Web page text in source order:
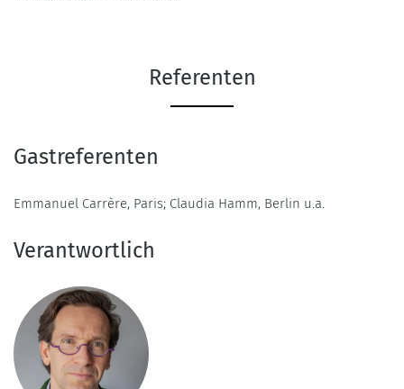
Referenten
Gastreferenten
Emmanuel Carrère, Paris; Claudia Hamm, Berlin u.a.
Verantwortlich